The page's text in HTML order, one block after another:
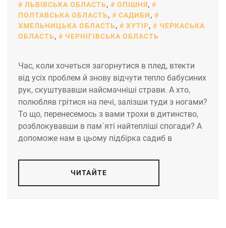
ЛЬВІВСЬКА ОБЛАСТЬ, ОПІШНЯ,
ПОЛТАВСЬКА ОБЛАСТЬ, САДИБИ,
ХМЕЛЬНИЦЬКА ОБЛАСТЬ, ХУТІР,
ЧЕРКАСЬКА
ОБЛАСТЬ, ЧЕРНІГІВСЬКА ОБЛАСТЬ
Час, коли хочеться загорнутися в плед, втекти
від усіх проблем й знову відчути тепло бабусиних
рук, скуштувавши найсмачніші страви. А хто,
полюбляв грітися на печі, залізши туди з ногами?
То що, перенесемось з вами трохи в дитинство,
розблокувавши в пам`яті найтепліші спогади? А
допоможе нам в цьому підбірка садиб в
ЧИТАЙТЕ